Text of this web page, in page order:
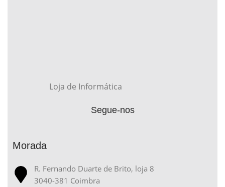
Loja de Informática
Segue-nos
Morada
R. Fernando Duarte de Brito, loja 8
3040-381 Coimbra